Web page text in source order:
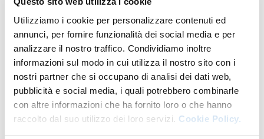
Utilizziamo i cookie per personalizzare contenuti ed
annunci, per fornire funzionalità dei social media e per
analizzare il nostro traffico. Condividiamo inoltre
informazioni sul modo in cui utilizza il nostro sito con i
nostri partner che si occupano di analisi dei dati web,
pubblicità e social media, i quali potrebbero combinarle
con altre informazioni che ha fornito loro o che hanno
raccolto dal suo utilizzo dei loro servizi. Cookie Policy.
It's part of
Aperitivi della Conoscenza
FROM WEDNESDAY 19 APRIL 2023